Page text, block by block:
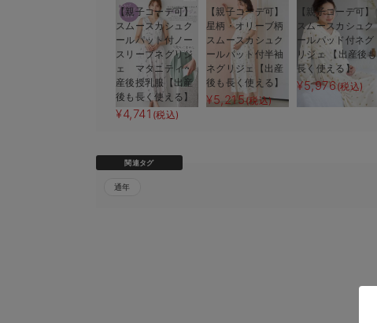
【親子コーデ可】
スムースカシュク
ールパット付ノー
スリーブネグリジ
ェ マタニティ・
産後授乳服【出産
後も長く使える】
¥4,741 (税込)
【親子コーデ可】
星柄・オリーブ柄
スムースカシュク
ールパット付半袖
ネグリジェ【出産
後も長く使える】
¥5,215(税込)
【親子コーデ可】
スムースカシュク
ールパッド付ネグ
リジェ 【出産後も
長く使える】
¥5,976 (税込)
関連タグ
通年